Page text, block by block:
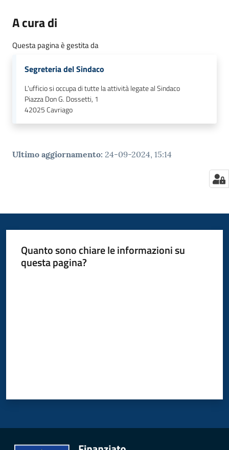
A cura di
Questa pagina è gestita da
Segreteria del Sindaco
L'ufficio si occupa di tutte la attività legate al Sindaco
Piazza Don G. Dossetti, 1
42025Cavriago
Ultimo aggiornamento: 24-09-2024, 15:14
Quanto sono chiare le informazioni su
questa pagina?